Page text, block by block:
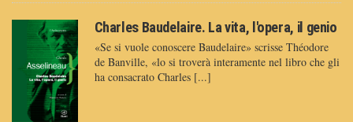
Charles Baudelaire. La vita, l'opera, il genio
«Se si vuole conoscere Baudelaire» scrisse Théodore
de Banville, «lo si troverà interamente nel libro che gli
ha consacrato Charles [...]